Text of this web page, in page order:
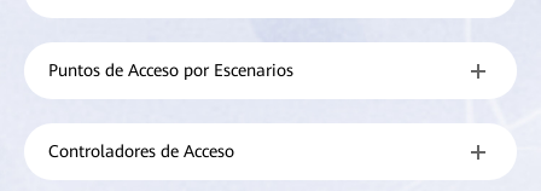
Puntos de Acceso por Escenarios
Controladores de Acceso